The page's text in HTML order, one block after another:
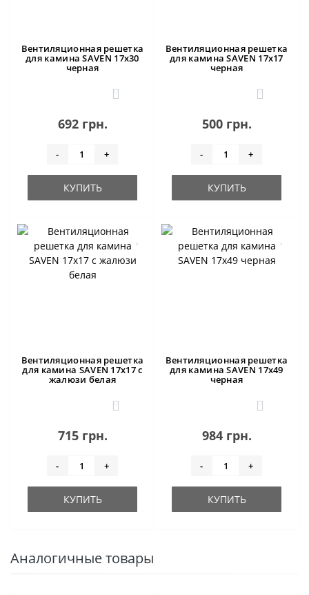
Вентиляционная решетка
для камина SAVEN 17х30
черная
0
692 грн.
- +
КУПИТЬ
Вентиляционная решетка
для камина SAVEN 17х17
черная
0
500 грн.
- +
КУПИТЬ
Вентиляционная решетка
для камина SAVEN 17х17 с
жалюзи белая
0
715 грн.
- +
КУПИТЬ
Вентиляционная решетка
для камина SAVEN 17х49
черная
0
984 грн.
- +
КУПИТЬ
Аналогичные товары